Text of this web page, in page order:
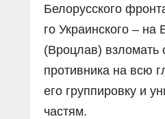
Белорусского
го Украинского – на
(Вроцлав) взломать
противника на всю
его группировку и
частям.